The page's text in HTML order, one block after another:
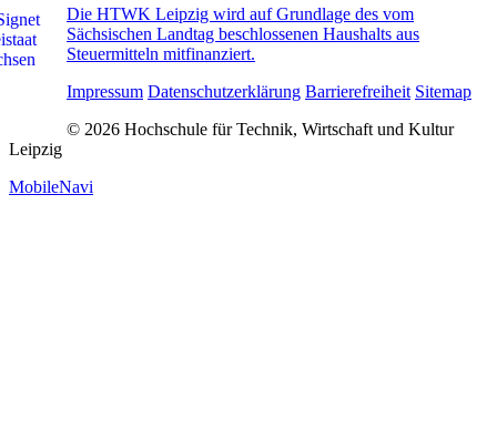
Die HTWK Leipzig wird auf Grundlage des vom
Sächsischen Landtag beschlossenen Haushalts aus
Steuermitteln mitfinanziert.
Impressum Datenschutzerklärung Barrierefreiheit Sitemap
© 2026 Hochschule für Technik, Wirtschaft und Kultur
Leipzig
MobileNavi